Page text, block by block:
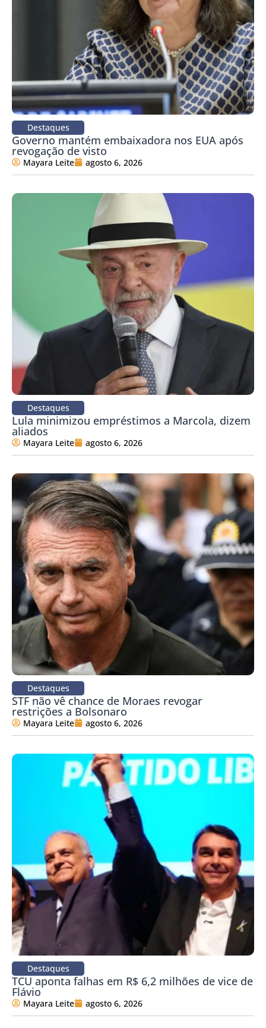
Destaques
Governo mantém embaixadora nos EUA após
revogação de visto
Mayara Leite agosto 6, 2026
Destaques
Lula minimizou empréstimos a Marcola, dizem
aliados
Mayara Leite agosto 6, 2026
Destaques
STF não vê chance de Moraes revogar
restrições a Bolsonaro
Mayara Leite agosto 6, 2026
Destaques
TCU aponta falhas em R$ 6,2 milhões de vice de
Flávio
Mayara Leite agosto 6, 2026